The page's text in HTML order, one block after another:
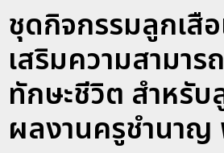
ชุดกิจกรรมลูกเสื
เสริมความสามาร
ทักษะชีวิต สำหรับ
ผลงานครูชำนาญ